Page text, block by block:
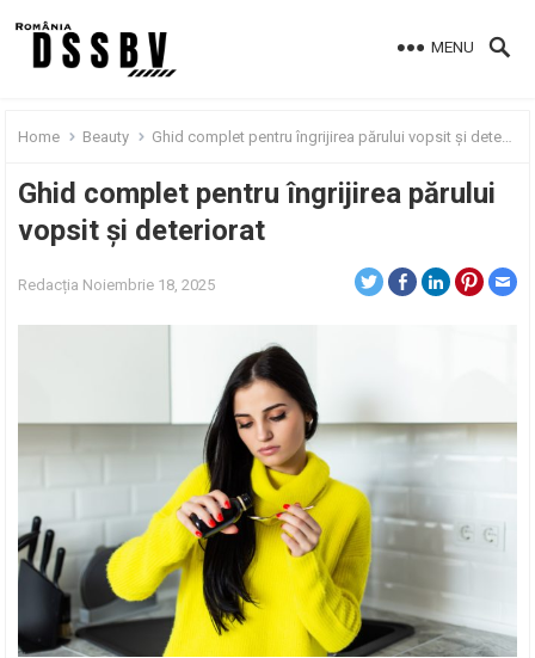
MENU
Home Beauty Ghid complet pentru îngrijirea părului vopsit și deteriorat
Ghid complet pentru îngrijirea părului
vopsit și deteriorat
Redacția Noiembrie 18, 2025